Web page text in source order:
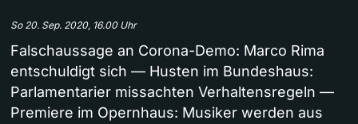
So 20. Sep. 2020, 16.00 Uhr
Falschaussage an Corona-Demo: Marco Rima
entschuldigt sich — Husten im Bundeshaus:
Parlamentarier missachten Verhaltensregeln —
Premiere im Opernhaus: Musiker werden aus